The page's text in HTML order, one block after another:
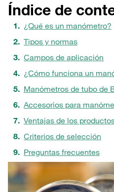
Índice de
¿Qué es un manómetro?
Tipos y normas
Campos de aplicación
¿Cómo funciona un
Manómetros de tubo de
Accesorios para
Ventajas de los
Criterios de selección
Preguntas frecuentes